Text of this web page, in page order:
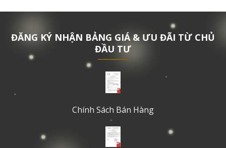
ĐĂNG KÝ NHẬN BẢNG GIÁ & ƯU ĐÃI TỪ CHỦ
ĐẦU TƯ
Chính Sách Bán Hàng